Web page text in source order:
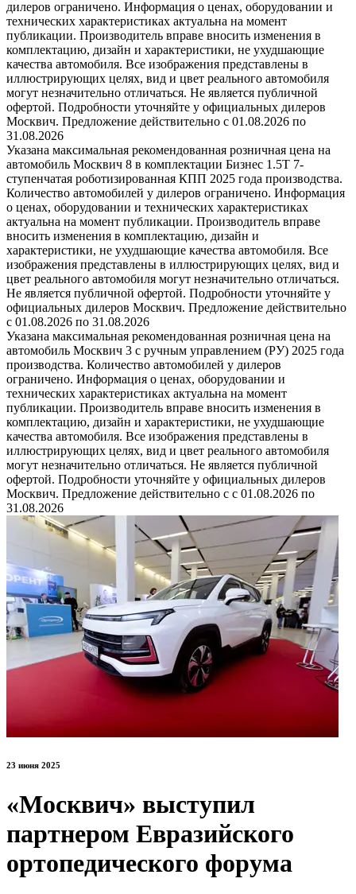
дилеров ограничено. Информация о ценах, оборудовании и
технических характеристиках актуальна на момент
публикации. Производитель вправе вносить изменения в
комплектацию, дизайн и характеристики, не ухудшающие
качества автомобиля. Все изображения представлены в
иллюстрирующих целях, вид и цвет реального автомобиля
могут незначительно отличаться. Не является публичной
офертой. Подробности уточняйте у официальных дилеров
Москвич. Предложение действительно с 01.08.2026 по
31.08.2026
Указана максимальная рекомендованная розничная цена на
автомобиль Москвич 8 в комплектации Бизнес 1.5T 7-
ступенчатая роботизированная КПП 2025 года производства.
Количество автомобилей у дилеров ограничено. Информация
о ценах, оборудовании и технических характеристиках
актуальна на момент публикации. Производитель вправе
вносить изменения в комплектацию, дизайн и
характеристики, не ухудшающие качества автомобиля. Все
изображения представлены в иллюстрирующих целях, вид и
цвет реального автомобиля могут незначительно отличаться.
Не является публичной офертой. Подробности уточняйте у
официальных дилеров Москвич. Предложение действительно
с 01.08.2026 по 31.08.2026
Указана максимальная рекомендованная розничная цена на
автомобиль Москвич 3 с ручным управлением (РУ) 2025 года
производства. Количество автомобилей у дилеров
ограничено. Информация о ценах, оборудовании и
технических характеристиках актуальна на момент
публикации. Производитель вправе вносить изменения в
комплектацию, дизайн и характеристики, не ухудшающие
качества автомобиля. Все изображения представлены в
иллюстрирующих целях, вид и цвет реального автомобиля
могут незначительно отличаться. Не является публичной
офертой. Подробности уточняйте у официальных дилеров
Москвич. Предложение действительно с с 01.08.2026 по
31.08.2026
23 июня 2025
«Москвич» выступил
партнером Евразийского
ортопедического форума